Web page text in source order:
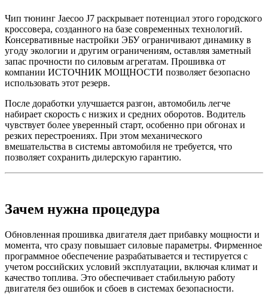
Чип тюнинг Jaecoo J7 раскрывает потенциал этого городского
кроссовера, созданного на базе современных технологий.
Консервативные настройки ЭБУ ограничивают динамику в
угоду экологии и другим ограничениям, оставляя заметный
запас прочности по силовым агрегатам. Прошивка от
компании ИСТОЧНИК МОЩНОСТИ позволяет безопасно
использовать этот резерв.
После доработки улучшается разгон, автомобиль легче
набирает скорость с низких и средних оборотов. Водитель
чувствует более уверенный старт, особенно при обгонах и
резких перестроениях. При этом механического
вмешательства в системы автомобиля не требуется, что
позволяет сохранить дилерскую гарантию.
Зачем нужна процедура
Обновленная прошивка двигателя дает прибавку мощности и
момента, что сразу повышает силовые параметры. Фирменное
программное обеспечение разрабатывается и тестируется с
учетом российских условий эксплуатации, включая климат и
качество топлива. Это обеспечивает стабильную работу
двигателя без ошибок и сбоев в системах безопасности.